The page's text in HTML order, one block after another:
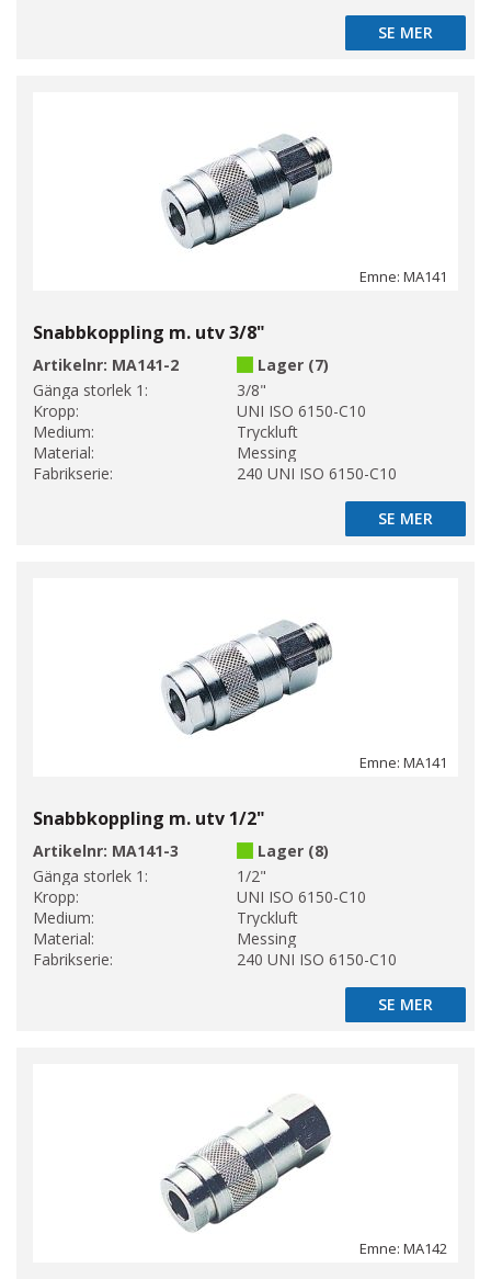
SE MER
SE MER
Emne: MA141
Snabbkoppling m. utv 3/8"
Artikelnr: MA141-2
Lager (7)
Gänga storlek 1:
3/8"
Kropp:
UNI ISO 6150-C10
Medium:
Tryckluft
Material:
Messing
Fabrikserie:
240 UNI ISO 6150-C10
SE MER
SE MER
Emne: MA141
Snabbkoppling m. utv 1/2"
Artikelnr: MA141-3
Lager (8)
Gänga storlek 1:
1/2"
Kropp:
UNI ISO 6150-C10
Medium:
Tryckluft
Material:
Messing
Fabrikserie:
240 UNI ISO 6150-C10
SE MER
SE MER
Emne: MA142